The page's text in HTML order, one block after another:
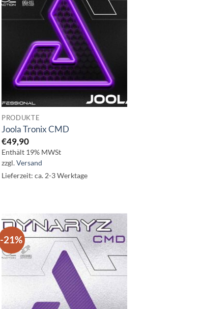
PRODUKTE
Joola Tronix CMD
€49,90
Enthält 19% MWSt
zzgl.Versand
Lieferzeit: ca. 2-3 Werktage
-21%